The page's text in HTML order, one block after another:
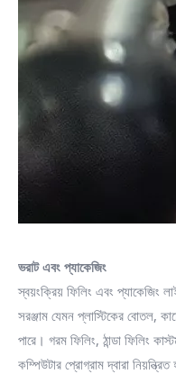
ভরাট এবং প্যাকেজিং
স্বয়ংক্রিয় ফিলিং এবং প্যাকেজিং
সরঞ্জাম যেমন প্লাস্টিকের বোতল,
পারে। গরম ফিলিং, ঠান্ডা ফিলিং
কম্পিউটার প্রোগ্রাম দ্বারা